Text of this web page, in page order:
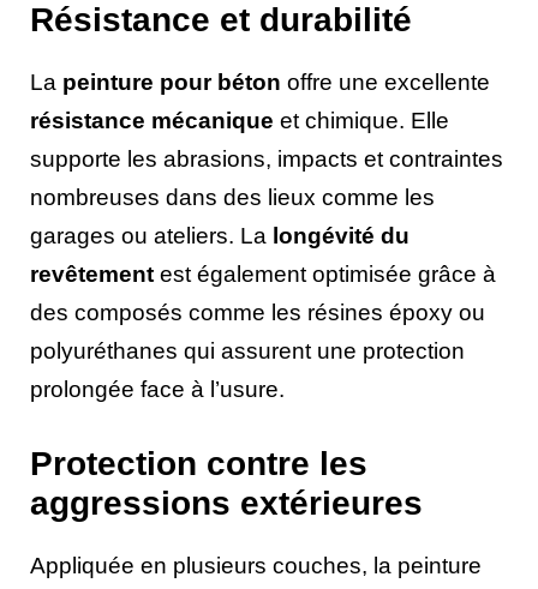
Résistance et durabilité
La peinture pour béton offre une excellente
résistance mécanique et chimique. Elle
supporte les abrasions, impacts et contraintes
nombreuses dans des lieux comme les
garages ou ateliers. La longévité du
revêtement est également optimisée grâce à
des composés comme les résines époxy ou
polyuréthanes qui assurent une protection
prolongée face à l’usure.
Protection contre les
aggressions extérieures
Appliquée en plusieurs couches, la peinture